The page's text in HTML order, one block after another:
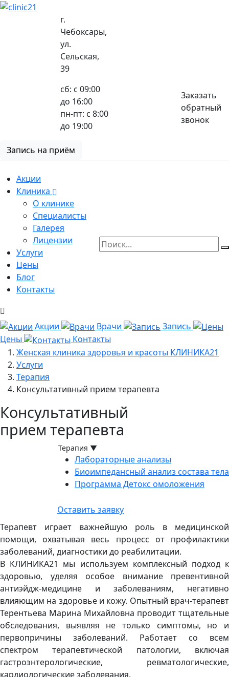
г.
Чебоксары,
ул.
Сельская,
39
сб: с 09:00
до 16:00
пн-пт: с 8:00
до 19:00
Заказать
обратный
звонок
Запись на приём
Акции
Клиника
О клинике
Специалисты
Галерея
Лицензии
Услуги
Цены
Блог
Контакты
Акции Врачи
Запись
Цены
Контакты
Женская клиника здоровья и красоты КЛИНИКА21
Услуги
Терапия
Консультативный прием терапевта
Консультативный
прием терапевта
Терапия ▼
Лабораторные анализы
Биоимпедансный анализ состава тела
Программа Детокс омоложения
Оставить заявку
Терапевт играет важнейшую роль в медицинской
помощи, охватывая весь процесс от профилактики
заболеваний, диагностики до реабилитации.
В КЛИНИКА21 мы используем комплексный подход к
здоровью, уделяя особое внимание превентивной
антиэйдж-медицине и заболеваниям, негативно
влияющим на здоровье и кожу. Опытный врач-терапевт
Терентьева Марина Михайловна проводит тщательные
обследования, выявляя не только симптомы, но и
первопричины заболеваний. Работает со всем
спектром терапевтической патологии, включая
гастроэнтерологические, ревматологические,
кардиологические заболевания.